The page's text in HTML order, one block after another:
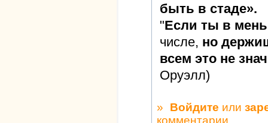
быть в стаде».
"Если ты в
числе, но
всем это не
Оруэлл)
» Войдите или
комментарии